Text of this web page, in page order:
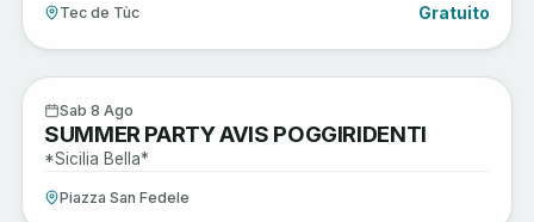
Tec de Tùc Gratuito
Sagre e Tradizioni
Sab 8 Ago
SUMMER PARTY AVIS POGGIRIDENTI
*Sicilia Bella*
Piazza San Fedele